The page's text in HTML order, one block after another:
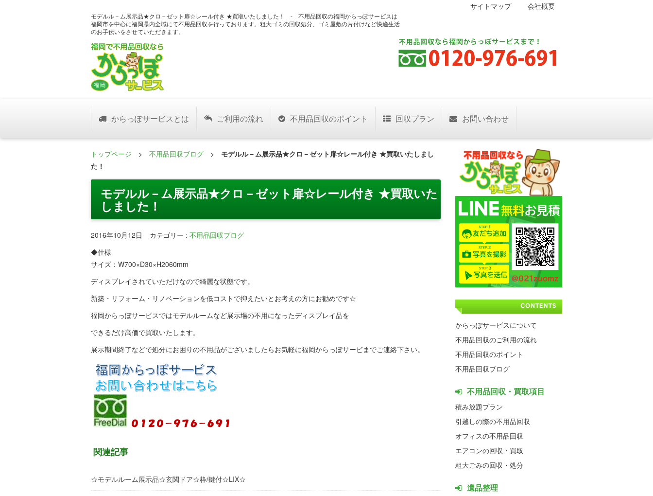
モデルル－ム展示品★クロ－ゼット扉☆レール付き ★買取いたしました！ - 不用品回収の福岡からっぽサービスは
福岡市を中心に福岡県内全域にて不用品回収を行っております。粗大ゴミの回収処分、ゴミ屋敷の片付けなど快適生活
のお手伝いをさせていただきます。
サイトマップ 会社概要
からっぽサービスとは ご利用の流れ 不用品回収のポイント 回収プラン お問い合わせ
トップページ > 不用品回収ブログ > モデルル－ム展示品★クロ－ゼット扉☆レール付き ★買取いたしまし
た！
モデルル－ム展示品★クロ－ゼット扉☆レール付き ★買取いた
しました！
2016年10月12日 カテゴリー : 不用品回収ブログ
◆仕様
サイズ：W700×D30×H2060mm
ディスプレイされていただけなので綺麗な状態です。
新築・リフォーム・リノベーションを低コストで抑えたいとお考えの方にお勧めです☆
福岡からっぽサービスではモデルルームなど展示場の不用になったディスプレイ品を
できるだけ高価で買取いたします。
展示期間終了などで処分にお困りの不用品がございましたらお気軽に福岡からっぽサービまでご連絡下さい。
関連記事
☆モデルルーム展示品☆玄関ドア☆枠/鍵付☆LIX☆
からっぽサービスについて
不用品回収のご利用の流れ
不用品回収のポイント
不用品回収ブログ
不用品回収・買取項目
積み放題プラン
引越しの際の不用品回収
オフィスの不用品回収
エアコンの回収・買取
粗大ごみの回収・処分
遺品整理